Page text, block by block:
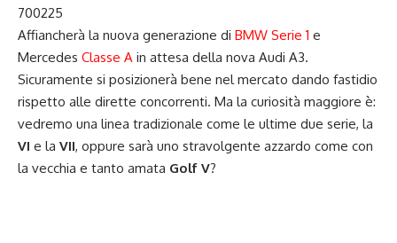
700225
Affiancherà la nuova generazione di BMW Serie 1 e
Mercedes Classe A in attesa della nova Audi A3.
Sicuramente si posizionerà bene nel mercato dando fastidio
rispetto alle dirette concorrenti. Ma la curiosità maggiore è:
vedremo una linea tradizionale come le ultime due serie, la
VI e la VII, oppure sarà uno stravolgente azzardo come con
la vecchia e tanto amata Golf V?